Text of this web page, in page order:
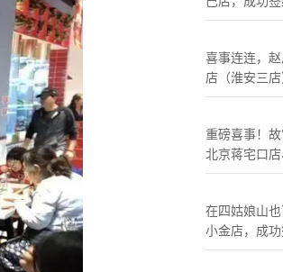
喜事连连，
店（淮安三店
重磅喜事！
北京蒋宅口店
在四姑娘山
小金店，成功